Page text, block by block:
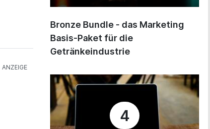
Bronze Bundle - das Marketing
Basis-Paket für die
Getränkeindustrie
4